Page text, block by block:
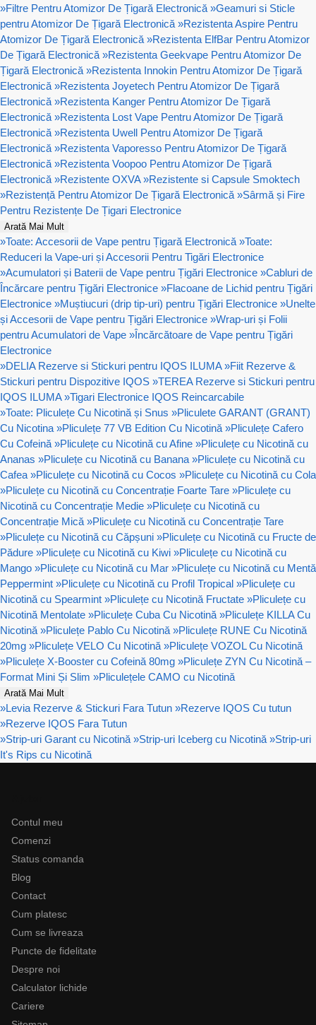
»Filtre Pentru Atomizor De Țigară Electronică »Geamuri si Sticle
pentru Atomizor De Țigară Electronică »Rezistenta Aspire Pentru
Atomizor De Țigară Electronică »Rezistenta ElfBar Pentru Atomizor
De Țigară Electronică »Rezistenta Geekvape Pentru Atomizor De
Țigară Electronică »Rezistenta Innokin Pentru Atomizor De Țigară
Electronică »Rezistenta Joyetech Pentru Atomizor De Țigară
Electronică »Rezistenta Kanger Pentru Atomizor De Țigară
Electronică »Rezistenta Lost Vape Pentru Atomizor De Țigară
Electronică »Rezistenta Uwell Pentru Atomizor De Țigară
Electronică »Rezistenta Vaporesso Pentru Atomizor De Țigară
Electronică »Rezistenta Voopoo Pentru Atomizor De Țigară
Electronică »Rezistente OXVA »Rezistente si Capsule Smoktech
»Rezistență Pentru Atomizor De Țigară Electronică »Sârmă și Fire
Pentru Rezistențe De Țigari Electronice
Arată Mai Mult
»Toate: Accesorii de Vape pentru Țigară Electronică »Toate:
Reduceri la Vape-uri și Accesorii Pentru Tigări Electronice
»Acumulatori și Baterii de Vape pentru Țigări Electronice »Cabluri de
Încărcare pentru Țigări Electronice »Flacoane de Lichid pentru Țigări
Electronice »Muștiucuri (drip tip-uri) pentru Țigări Electronice »Unelte
și Accesorii de Vape pentru Țigări Electronice »Wrap-uri și Folii
pentru Acumulatori de Vape »Încărcătoare de Vape pentru Țigări
Electronice
»DELIA Rezerve si Stickuri pentru IQOS ILUMA »Fiit Rezerve &
Stickuri pentru Dispozitive IQOS »TEREA Rezerve si Stickuri pentru
IQOS ILUMA »Tigari Electronice IQOS Reincarcabile
»Toate: Pliculețe Cu Nicotină și Snus »Pliculete GARANT (GRANT)
Cu Nicotina »Pliculețe 77 VB Edition Cu Nicotină »Pliculețe Cafero
Cu Cofeină »Pliculețe cu Nicotină cu Afine »Pliculețe cu Nicotină cu
Ananas »Pliculețe cu Nicotină cu Banana »Pliculețe cu Nicotină cu
Cafea »Pliculețe cu Nicotină cu Cocos »Pliculețe cu Nicotină cu Cola
»Pliculețe cu Nicotină cu Concentrație Foarte Tare »Pliculețe cu
Nicotină cu Concentrație Medie »Pliculețe cu Nicotină cu
Concentrație Mică »Pliculețe cu Nicotină cu Concentrație Tare
»Pliculețe cu Nicotină cu Căpșuni »Pliculețe cu Nicotină cu Fructe de
Pădure »Pliculețe cu Nicotină cu Kiwi »Pliculețe cu Nicotină cu
Mango »Pliculețe cu Nicotină cu Mar »Pliculețe cu Nicotină cu Mentă
Peppermint »Pliculețe cu Nicotină cu Profil Tropical »Pliculețe cu
Nicotină cu Spearmint »Pliculețe cu Nicotină Fructate »Pliculețe cu
Nicotină Mentolate »Pliculețe Cuba Cu Nicotină »Pliculețe KILLA Cu
Nicotină »Pliculețe Pablo Cu Nicotină »Pliculețe RUNE Cu Nicotină
20mg »Pliculețe VELO Cu Nicotină »Pliculețe VOZOL Cu Nicotină
»Pliculețe X-Booster cu Cofeină 80mg »Pliculețe ZYN Cu Nicotină –
Format Mini Și Slim »Pliculețele CAMO cu Nicotină
Arată Mai Mult
»Levia Rezerve & Stickuri Fara Tutun »Rezerve IQOS Cu tutun
»Rezerve IQOS Fara Tutun
»Strip-uri Garant cu Nicotină »Strip-uri Iceberg cu Nicotină »Strip-uri
It's Rips cu Nicotină
Contul meu
Comenzi
Status comanda
Blog
Contact
Cum platesc
Cum se livreaza
Puncte de fidelitate
Despre noi
Calculator lichide
Cariere